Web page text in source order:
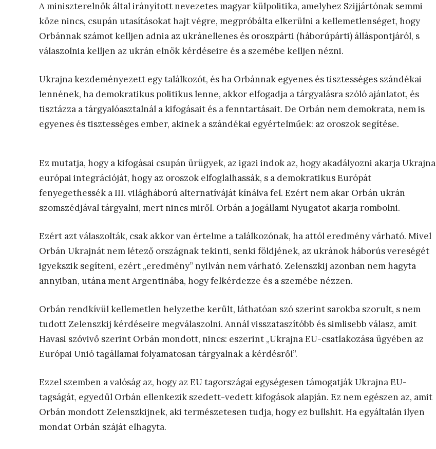
A miniszterelnök által irányított nevezetes magyar külpolitika, amelyhez Szijjártónak semmi
köze nincs, csupán utasításokat hajt végre, megpróbálta elkerülni a kellemetlenséget, hogy
Orbánnak számot kelljen adnia az ukránellenes és oroszpárti (háborúpárti) álláspontjáról, s
válaszolnia kelljen az ukrán elnök kérdéseire és a szemébe kelljen nézni.
Ukrajna kezdeményezett egy találkozót, és ha Orbánnak egyenes és tisztességes szándékai
lennének, ha demokratikus politikus lenne, akkor elfogadja a tárgyalásra szóló ajánlatot, és
tisztázza a tárgyalóasztalnál a kifogásait és a fenntartásait. De Orbán nem demokrata, nem is
egyenes és tisztességes ember, akinek a szándékai egyértelműek: az oroszok segítése.
Ez mutatja, hogy a kifogásai csupán ürügyek, az igazi indok az, hogy akadályozni akarja Ukrajna
európai integrációját, hogy az oroszok elfoglalhassák, s a demokratikus Európát
fenyegethessék a III. világháború alternatíváját kínálva fel. Ezért nem akar Orbán ukrán
szomszédjával tárgyalni, mert nincs miről. Orbán a jogállami Nyugatot akarja rombolni.
Ezért azt válaszolták, csak akkor van értelme a találkozónak, ha attól eredmény várható. Mivel
Orbán Ukrajnát nem létező országnak tekinti, senki földjének, az ukránok háborús vereségét
igyekszik segíteni, ezért „eredmény” nyilván nem várható. Zelenszkij azonban nem hagyta
annyiban, utána ment Argentinába, hogy felkérdezze és a szemébe nézzen.
Orbán rendkívül kellemetlen helyzetbe került, láthatóan szó szerint sarokba szorult, s nem
tudott Zelenszkij kérdéseire megválaszolni. Annál visszataszítóbb és simlisebb válasz, amit
Havasi szóvivő szerint Orbán mondott, nincs: eszerint „Ukrajna EU-csatlakozása ügyében az
Európai Unió tagállamai folyamatosan tárgyalnak a kérdésről”.
Ezzel szemben a valóság az, hogy az EU tagországai egységesen támogatják Ukrajna EU-
tagságát, egyedül Orbán ellenkezik szedett-vedett kifogások alapján. Ez nem egészen az, amit
Orbán mondott Zelenszkijnek, aki természetesen tudja, hogy ez bullshit. Ha egyáltalán ilyen
mondat Orbán száját elhagyta.